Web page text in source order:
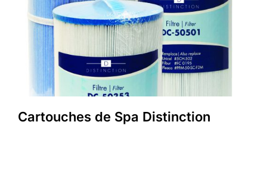
Cartouches de Spa Distinction